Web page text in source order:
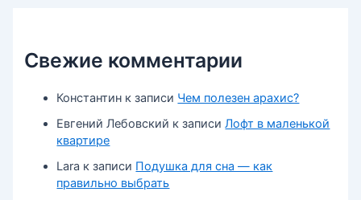
Свежие комментарии
Константин к записи Чем полезен арахис?
Евгений Лебовский к записиЛофт в маленькой
квартире
Lara к записи Подушка для сна — как
правильно выбрать